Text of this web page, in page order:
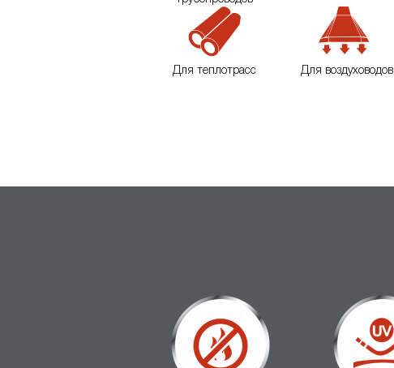
Для теплотрасс Для воздуховодов